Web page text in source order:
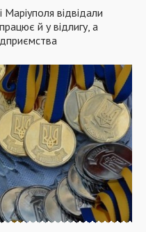
відвідали
й у відлигу, а